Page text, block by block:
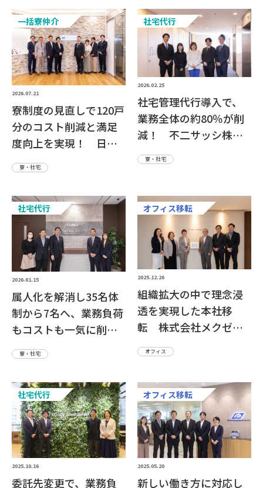
一括寮仲介
2026.07.21
寮制度の見直しで120戸
分のコスト削減と満足
度向上を実現！ 日鉄
ソリューションズ株式
会社さま
寮・社宅
社宅代行
2026.02.25
社宅管理代行導入で、
業務全体の約80％が削
減！ 不二サッシ株式
会社さま
寮・社宅
社宅代行
2026.01.15
属人化を解消し35名体
制から7名へ、業務負荷
もコストも一気に削
減！ 野村證券株式会
社さま
寮・社宅
オフィス移転
2025.12.26
組織拡大の中で理念浸
透を実現した本社移
転 株式会社メクゼス
さま
オフィス
社宅代行
2025.10.16
委託先変更で、業務負
オフィス移転
2025.05.20
新しい働き方に対応し